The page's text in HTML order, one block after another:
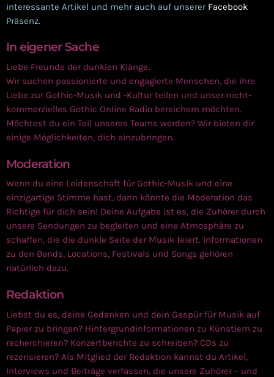
interessante Artikel und mehr auch auf unserer Facebook
Präsenz.
In eigener Sache
Liebe Freunde der dunklen Klänge,
Wir suchen passionierte und engagierte Menschen, die ihre
Liebe zur Gothic-Musik und -Kultur teilen und unser nicht-
kommerzielles Gothic Online Radio bereichern möchten.
Möchtest du ein Teil unseres Teams werden? Wir bieten dir
einige Möglichkeiten, dich einzubringen.
Moderation
Wenn du eine Leidenschaft für Gothic-Musik und eine
einzigartige Stimme hast, dann könnte die Moderation das
Richtige für dich sein! Deine Aufgabe ist es, die Zuhörer durch
unsere Sendungen zu begleiten und eine Atmosphäre zu
schaffen, die die dunkle Seite der Musik feiert. Informationen
zu den Bands, Locations, Festivals und Songs gehören
natürlich dazu.
Redaktion
Liebst du es, deine Gedanken und dein Gespür für Musik auf
Papier zu bringen? Hintergrundinformationen zu Künstlern zu
recherchieren? Konzertberichte zu schreiben? CDs zu
rezensieren? Als Mitglied der Redaktion kannst du Artikel,
Interviews und Beiträge verfassen, die unsere Zuhörer – und